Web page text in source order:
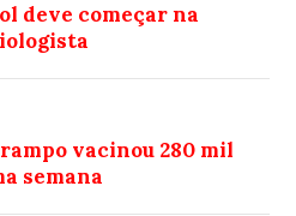
deve começar na
vacinou 280 mil
semana